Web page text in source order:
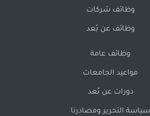
وظائف شركات
وظائف عن بُعد
وظائف عامة
مواعيد الجامعات
دورات عن بُعد
سياسة التحرير ومصادرنا